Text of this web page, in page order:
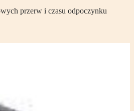
przerw i czasu odpoczynku